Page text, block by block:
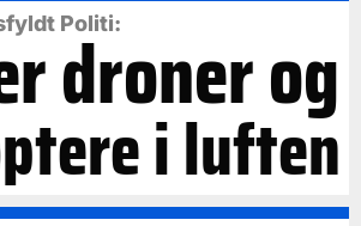
Politi:
droner og
i luften